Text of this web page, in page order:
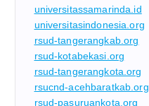
universitassamarinda.id
universitasindonesia.org
rsud-tangerangkab.org
rsud-kotabekasi.org
rsud-tangerangkota.org
rsucnd-acehbaratkab.org
rsud-pasuruankota.org